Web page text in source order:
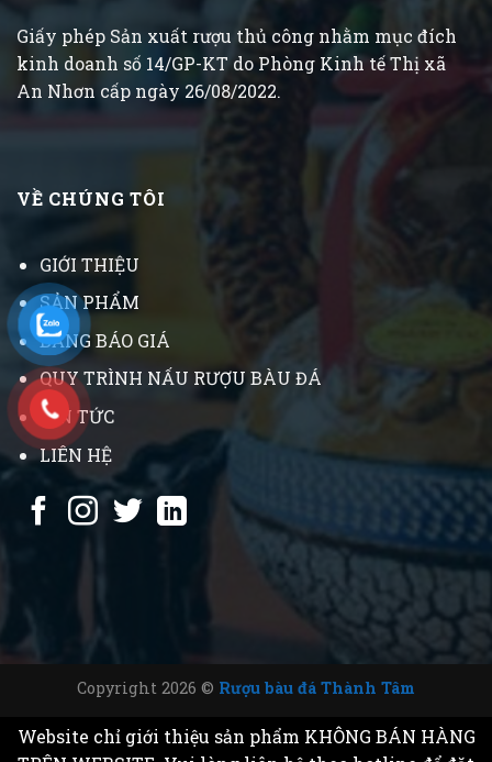
Giấy phép Sản xuất rượu thủ công nhằm mục đích
kinh doanh số 14/GP-KT do Phòng Kinh tế Thị xã
An Nhơn cấp ngày 26/08/2022.
VỀ CHÚNG TÔI
GIỚI THIỆU
SẢN PHẨM
BẢNG BÁO GIÁ
QUY TRÌNH NẤU RƯỢU BÀU ĐÁ
TIN TỨC
LIÊN HỆ
Copyright 2026 © Rượu bàu đá Thành Tâm
Website chỉ giới thiệu sản phẩm KHÔNG BÁN HÀNG